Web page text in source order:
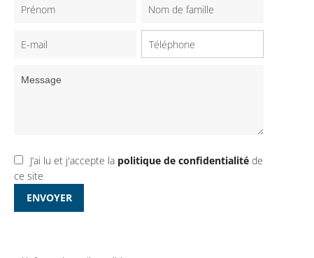
J’ai lu et j'accepte la politique de confidentialité de
ce site
ENVOYER